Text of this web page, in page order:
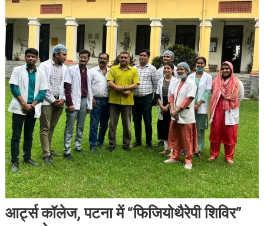
आर्ट्स कॉलेज, पटना में “फिजियोथैरेपी शिविर”